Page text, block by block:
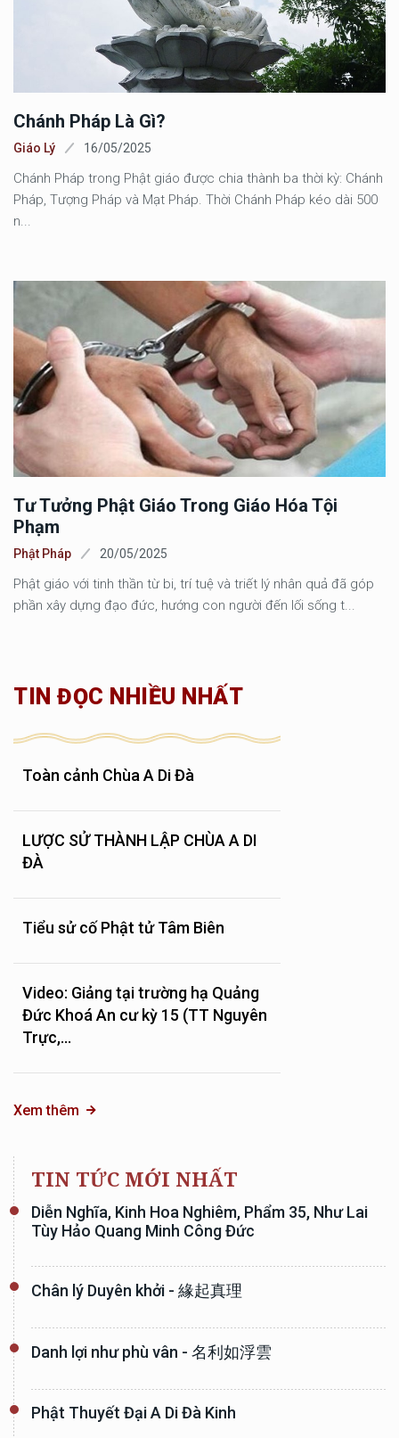
Chánh Pháp Là Gì?
Giáo Lý 16/05/2025
Chánh Pháp trong Phật giáo được chia thành ba thời kỳ: Chánh
Pháp, Tượng Pháp và Mạt Pháp. Thời Chánh Pháp kéo dài 500
n...
Tư Tưởng Phật Giáo Trong Giáo Hóa Tội
Phạm
Phật Pháp 20/05/2025
Phật giáo với tinh thần từ bi, trí tuệ và triết lý nhân quả đã góp
phần xây dựng đạo đức, hướng con người đến lối sống t...
TIN ĐỌC NHIỀU NHẤT
Toàn cảnh Chùa A Di Đà
LƯỢC SỬ THÀNH LẬP CHÙA A DI
ĐÀ
Tiểu sử cố Phật tử Tâm Biên
Video: Giảng tại trường hạ Quảng
Đức Khoá An cư kỳ 15 (TT Nguyên
Trực,...
Xem thêm
TIN TỨC MỚI NHẤT
Diễn Nghĩa, Kinh Hoa Nghiêm, Phẩm 35, Như Lai
Tùy Hảo Quang Minh Công Đức
Chân lý Duyên khởi - 緣起真理
Danh lợi như phù vân - 名利如浮雲
Phật Thuyết Đại A Di Đà Kinh